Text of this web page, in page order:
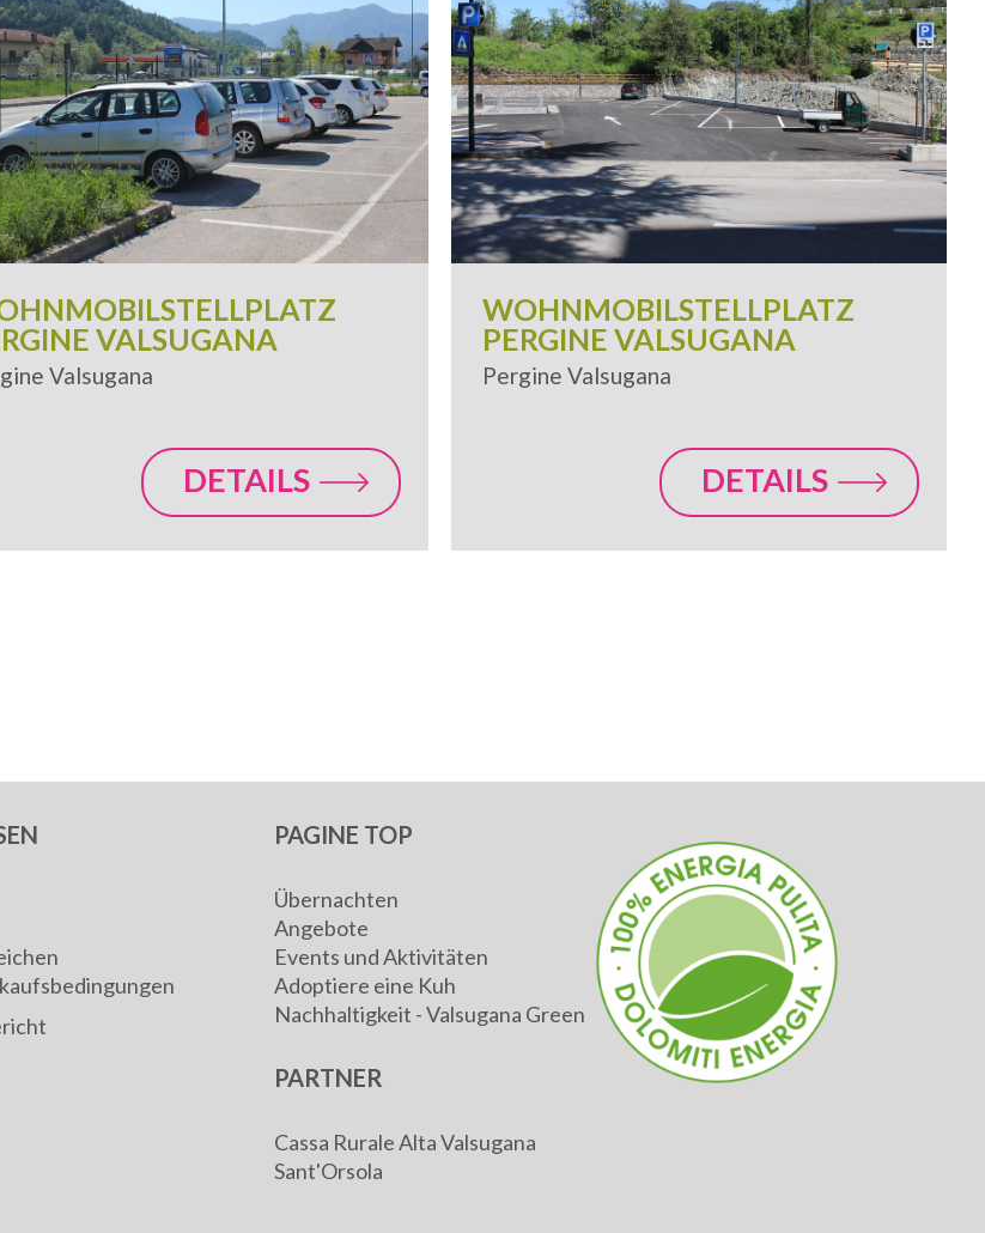
VALSUGANA
Valsugana
DETAILS
WOHNMOBILSTELLPLATZ
PERGINE VALSUGANA
Pergine Valsugana
DETAILS
PAGINE TOP
Übernachten
Angebote
Events und Aktivitäten
Adoptiere eine Kuh
Nachhaltigkeit - Valsugana Green
PARTNER
Cassa Rurale Alta Valsugana
Sant'Orsola